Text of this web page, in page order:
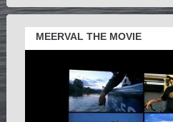
MEERVAL THE MOVIE